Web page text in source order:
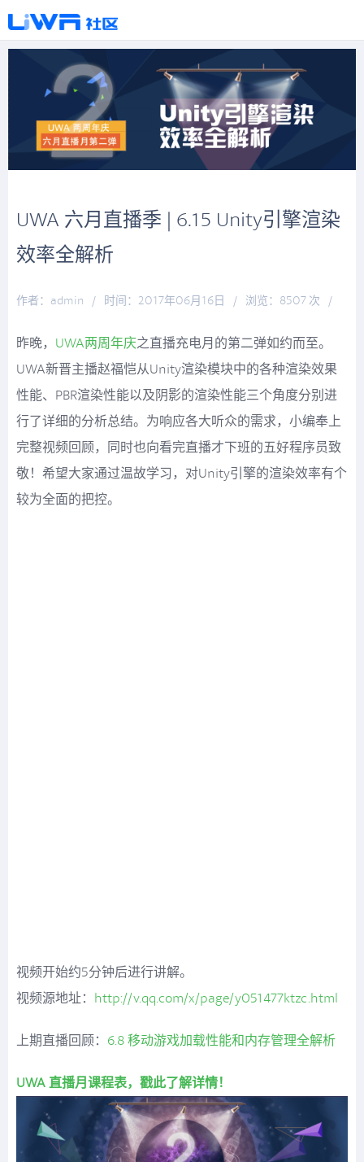
UWA 六月直播季 | 6.15 Unity引擎渲染
效率全解析
作者：admin / 时间：2017年06月16日 / 浏览：8507 次
/
昨晚， UWA两周年庆之直播充电月的第二弹如约而至。
UWA新晋主播赵福恺从Unity渲染模块中的各种渲染效果
性能、PBR渲染性能以及阴影的渲染性能三个角度分别进
行了详细的分析总结。为响应各大听众的需求，小编奉上
完整视频回顾，同时也向看完直播才下班的五好程序员致
敬！希望大家通过温故学习，对Unity引擎的渲染效率有个
较为全面的把控。
视频开始约5分钟后进行讲解。
视频源地址： http://v.qq.com/x/page/y051477ktzc.html
上期直播回顾： 6.8 移动游戏加载性能和内存管理全解析
UWA 直播月课程表，戳此了解详情！